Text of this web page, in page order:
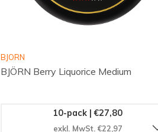
BJORN
BJÖRN Berry Liquorice Medium
10-pack | €27,80
exkl. MwSt. €22,97